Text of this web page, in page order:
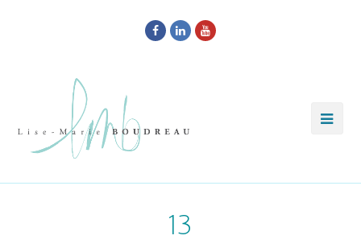
Facebook
LinkedInYoutube
13